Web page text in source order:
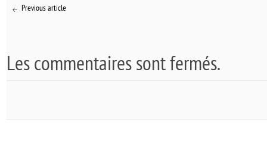
Previous article
Les commentaires sont fermés.